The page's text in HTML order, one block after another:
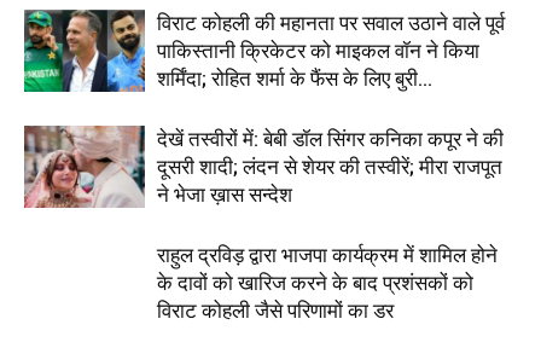
विराट कोहली की महानता पर सवाल उठाने वाले पूर्व
पाकिस्तानी क्रिकेटर को माइकल वॉन ने किया
शर्मिंदा; रोहित शर्मा के फैंस के लिए बुरी...
देखें तस्वीरों में: बेबी डॉल सिंगर कनिका कपूर ने की
दूसरी शादी; लंदन से शेयर की तस्वीरें; मीरा राजपूत
ने भेजा ख़ास सन्देश
राहुल द्रविड़ द्वारा भाजपा कार्यक्रम में शामिल होने
के दावों को खारिज करने के बाद प्रशंसकों को
विराट कोहली जैसे परिणामों का डर